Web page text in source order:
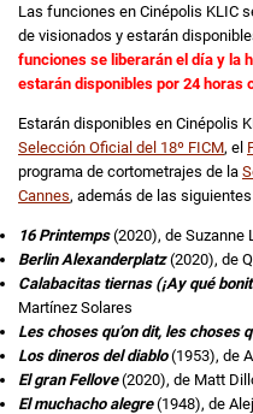
Las funciones en Cinépolis KLIC
de visionados y estarán
funciones se liberarán el día y la
estarán disponibles por 24 horas
Estarán disponibles en Cinépolis
Selección Oficial del 18º FICM, el
programa de cortometrajes de la
Cannes, además de las
16 Printemps(2020), de Suzanne
Berlin Alexanderplatz(2020), de
Calabacitas tiernas (¡Ay qué
Martínez Solares
Les choses qu’on dit, les choses
Los dineros del diablo(1953), de
El gran Fellove(2020), de Matt
El muchacho alegre (1948), de